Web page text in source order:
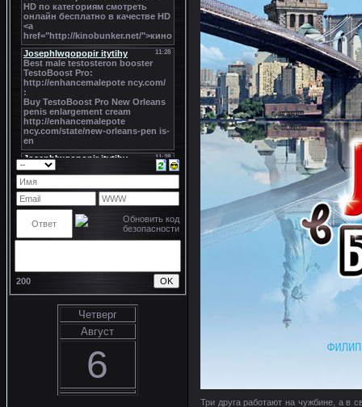
200
Четверг
Август
6
Три друга работают на чужбине, а в